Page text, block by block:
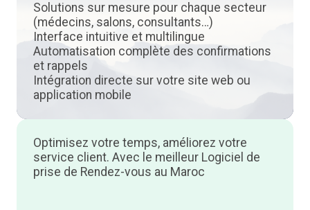
Solutions sur mesure pour chaque secteur
(médecins, salons, consultants…)
Interface intuitive et multilingue
Automatisation complète des confirmations
et rappels
Intégration directe sur votre site web ou
application mobile
Optimisez votre temps, améliorez votre
service client. Avec le meilleur Logiciel de
prise de Rendez-vous au Maroc